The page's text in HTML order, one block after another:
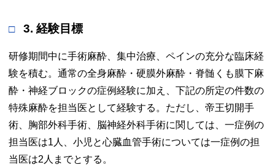
3. 経験目標
研修期間中に手術麻酔、集中治療、ペインの充分な臨床経
験を積む。通常の全身麻酔・硬膜外麻酔・脊髄くも膜下麻
酔・神経ブロックの症例経験に加え、下記の所定の件数の
特殊麻酔を担当医として経験する。ただし、帝王切開手
術、胸部外科手術、脳神経外科手術に関しては、一症例の
担当医は1人、小児と心臓血管手術については一症例の担
当医は2人までとする。